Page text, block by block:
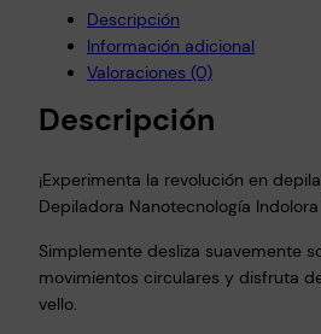
Descripción
Información adicional
Valoraciones (0)
Descripción
¡Experimenta la revolución en
Depiladora Nanotecnología
Simplemente desliza suavemente
movimientos circulares y disfruta
vello.